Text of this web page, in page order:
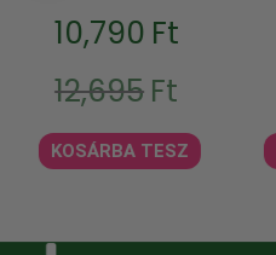
12,695 Ft
price
12,695Ft.
10,790 Ft
price
10,790Ft.
KOSÁRBA TESZ